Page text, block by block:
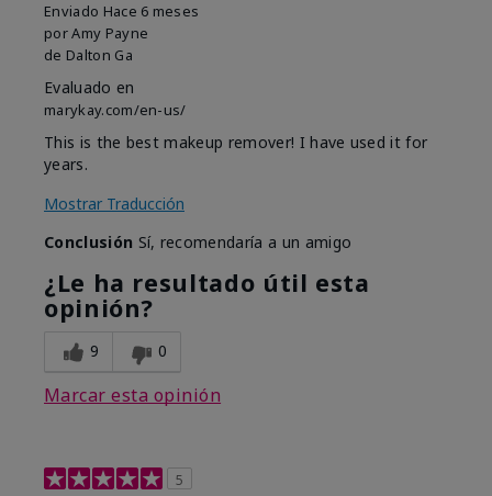
Enviado Hace 6 meses
porAmy Payne
de Dalton Ga
Evaluado en
marykay.com/en-us/
This is the best makeup remover! I have used it for
years.
Mostrar Traducción
Conclusión Sí, recomendaría a un amigo
¿Le ha resultado útil esta
opinión?
9 0
Marcar esta opinión
5